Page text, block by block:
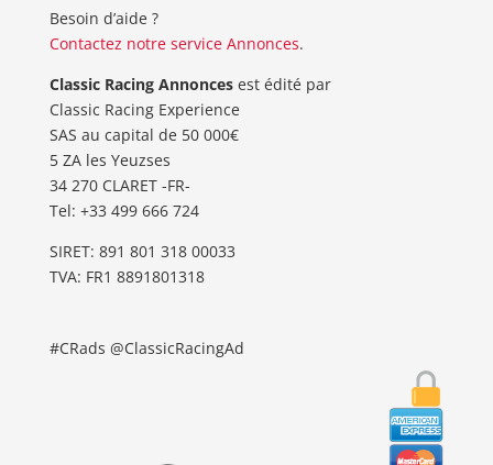
Besoin d’aide ?
Contactez notre service Annonces.
Classic Racing Annoncesest édité par
Classic Racing Experience
SAS au capital de 50 000€
5 ZA les Yeuzses
34 270 CLARET -FR-
Tel: ‭+33 499 666 724‬
SIRET: 891 801 318 00033
TVA: FR1 8891801318
#CRads @ClassicRacingAd